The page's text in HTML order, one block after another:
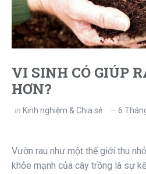
VI SINH CÓ GIÚP
HƠN?
in Kinh nghiệm & Chia sẻ 6
Vườn rau như một thế giới thu
khỏe mạnh của cây trồng là sự